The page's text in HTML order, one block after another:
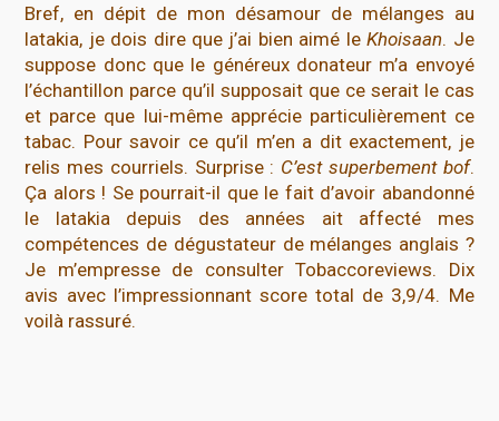
Bref, en dépit de mon désamour de mélanges au
latakia, je dois dire que j’ai bien aimé leKhoisaan. Je
suppose donc que le généreux donateur m’a envoyé
l’échantillon parce qu’il supposait que ce serait le cas
et parce que lui-même apprécie particulièrement ce
tabac. Pour savoir ce qu’il m’en a dit exactement, je
relis mes courriels. Surprise : C’est superbement bof.
Ça alors ! Se pourrait-il que le fait d’avoir abandonné
le latakia depuis des années ait affecté mes
compétences de dégustateur de mélanges anglais ?
Je m’empresse de consulter Tobaccoreviews. Dix
avis avec l’impressionnant score total de 3,9/4. Me
voilà rassuré.